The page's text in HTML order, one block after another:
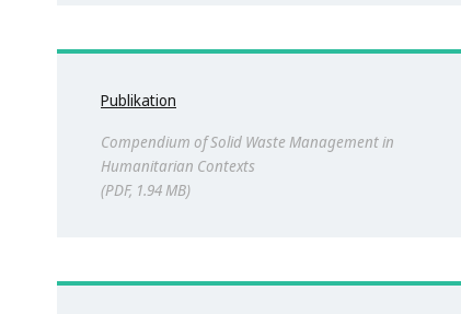
Publikation
Compendium of Solid Waste Management in
Humanitarian Contexts
PDF, 1.94 MB